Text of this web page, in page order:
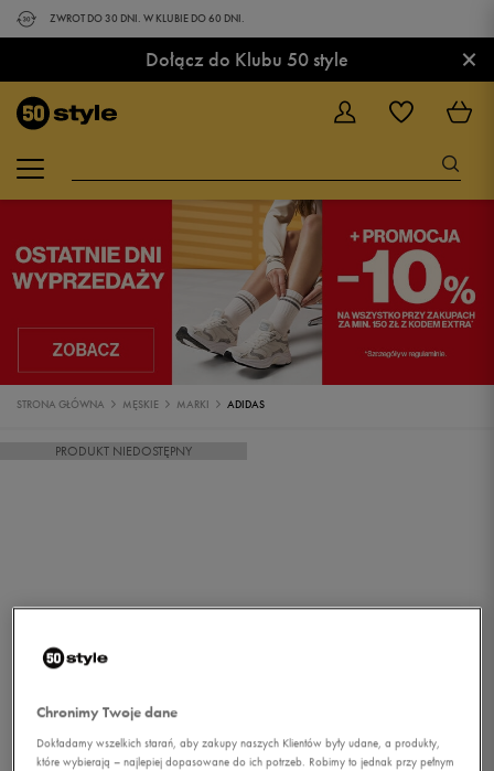
ZWROT DO 30 DNI. W KLUBIE DO 60 DNI.
Dołącz do Klubu 50 style ×
STRONA GŁÓWNA MĘSKIE MARKI ADIDAS
PRODUKT NIEDOSTĘPNY
Chronimy Twoje dane
Dokładamy wszelkich starań, aby zakupy naszych Klientów były udane, a produkty,
które wybierają – najlepiej dopasowane do ich potrzeb. Robimy to jednak przy pełnym